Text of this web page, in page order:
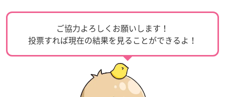
ご協力よろしくお願いします！
投票すれば現在の結果を見ることができるよ！